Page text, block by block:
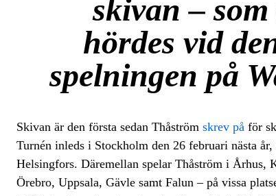
skivan –
hördes vid
spelningen på
Skivan är den första sedan Thåström skrev på för
Turnén inleds i Stockholm den 26 februari nästa
Helsingfors. Däremellan spelar Thåström i Århus,
Örebro, Uppsala, Gävle samt Falun – på vissa